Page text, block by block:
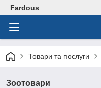
Fardous
Товари та послуги
Зоотовари